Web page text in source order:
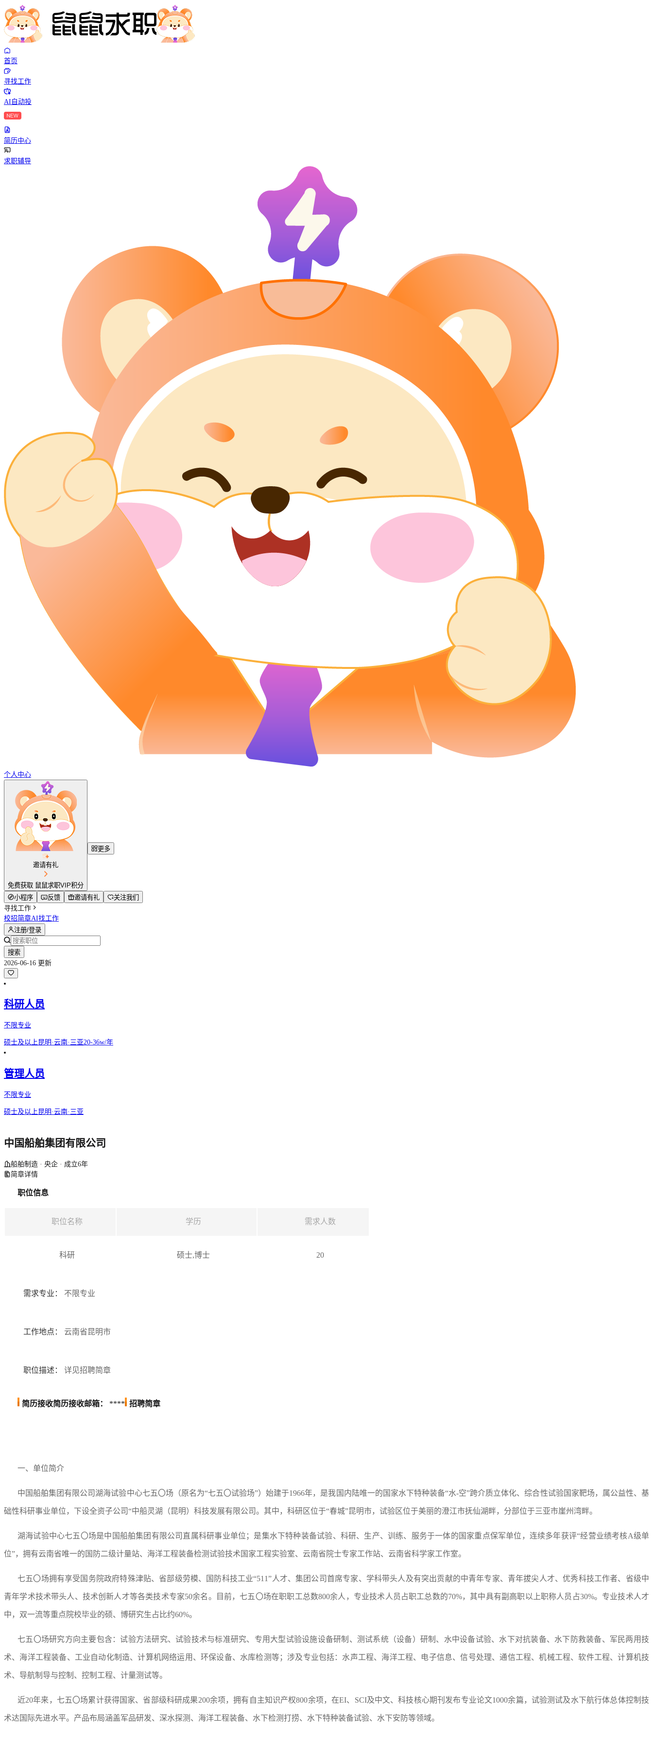
首页
寻找工作
AI自动投
简历中心
求职辅导
个人中心
邀请有礼
免费获取 鼠鼠求职VIP积分
更多
小程序 反馈 邀请有礼
关注我们
寻找工作
校招简章AI找工作
注册/登录
搜索
2026-06-16 更新
科研人员
不限专业
硕士及以上 昆明·云南·三亚20-36w/年
管理人员
不限专业
硕士及以上 昆明·云南·三亚
中国船舶集团有限公司
船舶制造 · 央企 · 成立6年
简章详情
职位信息
职位名称 学历 需求人数
科研 硕士,博士 20
需求专业： 不限专业
工作地点： 云南省昆明市
职位描述： 详见招聘简章
简历接收简历接收邮箱： **** 招聘简章
一、单位简介
中国船舶集团有限公司湖海试验中心七五〇场（原名为“七五〇试验场”）始建于1966年，是我国内陆唯一的国家水下特种装备“水-空”跨介质立体化、综合性试验国家靶场，属公益性、基
础性科研事业单位，下设全资子公司“中船灵湖（昆明）科技发展有限公司。其中，科研区位于“春城”昆明市，试验区位于美丽的澄江市抚仙湖畔，分部位于三亚市崖州湾畔。
湖海试验中心七五〇场是中国船舶集团有限公司直属科研事业单位；是集水下特种装备试验、科研、生产、训练、服务于一体的国家重点保军单位，连续多年获评“经营业绩考核A级单
位”，拥有云南省唯一的国防二级计量站、海洋工程装备检测试验技术国家工程实验室、云南省院士专家工作站、云南省科学家工作室。
七五〇场拥有享受国务院政府特殊津贴、省部级劳模、国防科技工业“511”人才、集团公司首席专家、学科带头人及有突出贡献的中青年专家、青年拔尖人才、优秀科技工作者、省级中
青年学术技术带头人、技术创新人才等各类技术专家50余名。目前，七五〇场在职职工总数800余人，专业技术人员占职工总数的70%，其中具有副高职以上职称人员占30%。专业技术人才
中，双一流等重点院校毕业的硕、博研究生占比约60%。
七五〇场研究方向主要包含：试验方法研究、试验技术与标准研究、专用大型试验设施设备研制、测试系统（设备）研制、水中设备试验、水下对抗装备、水下防救装备、军民两用技
术、海洋工程装备、工业自动化制造、计算机网络运用、环保设备、水库检测等；涉及专业包括：水声工程、海洋工程、电子信息、信号处理、通信工程、机械工程、软件工程、计算机技
术、导航制导与控制、控制工程、计量测试等。
近20年来，七五〇场累计获得国家、省部级科研成果200余项，拥有自主知识产权800余项，在EI、SCI及中文、科技核心期刊发布专业论文1000余篇，试验测试及水下航行体总体控制技
术达国际先进水平。产品布局涵盖军品研发、深水探测、海洋工程装备、水下检测打捞、水下特种装备试验、水下安防等领域。